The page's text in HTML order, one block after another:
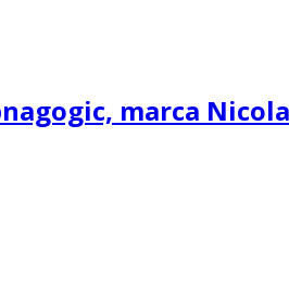
marca